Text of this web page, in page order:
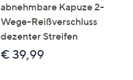
abnehmbare Kapuze 2-
Wege-Reißverschluss
dezenter Streifen
€ 39,99